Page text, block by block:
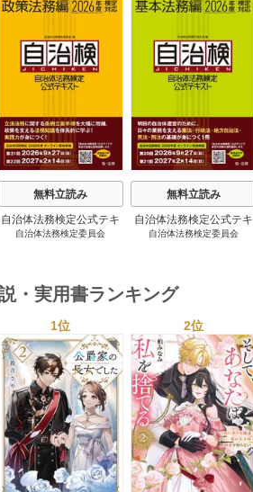
o
s
無料立読み
自治体法務検定公式テキ
スト 政策法務編 ２０
自治体法務検定委員会
無料立読み
自治体法務検定公式テキ
スト 基本法務編 ２０
自治体法務検定委員会
・実用書ランキング
v
o
s
1位 2位